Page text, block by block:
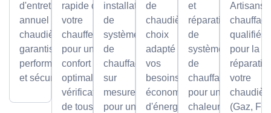
d'entretien
annuel pour
chaudières,
garantissant
performance
et sécurité.
rapide de
votre
chauffe-eau
pour un
confort
optimal avec
vérification
de tous les
installation
de
systèmes
de
chauffage
sur
mesure,
pour une
de
chaudières,
choix
adapté à
vos
besoins et
économies
d'énergie.
et
réparation
de
systèmes
de
chauffage
pour une
chaleur
Artisans
qualifiés
pour la
votre
(Gaz,